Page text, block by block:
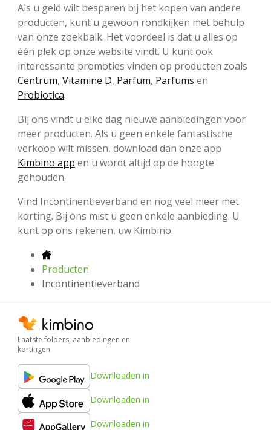
Als u geld wilt besparen bij het kopen van andere
producten, kunt u gewoon rondkijken met behulp
van onze zoekbalk. Het voordeel is dat u alles op
één plek op onze website vindt. U kunt ook
interessante promoties vinden op producten zoals
Centrum, Vitamine D, Parfum, Parfums en
Probiotica.
Bij ons vindt u elke dag nieuwe aanbiedingen voor
meer producten. Als u geen enkele fantastische
verkoop wilt missen, download dan onze app
Kimbino app en u wordt altijd op de hoogte
gehouden.
Vind Incontinentieverband en nog veel meer met
korting. Bij ons mist u geen enkele aanbieding. U
kunt op ons rekenen, uw Kimbino.
Producten
Incontinentieverband
Laatste folders, aanbiedingen en
kortingen
Downloaden in
Downloaden in
Downloaden in